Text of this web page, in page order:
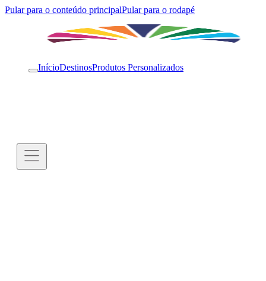
Pular para o conteúdo principalPular para o rodapé
InícioDestinosProdutos Personalizados